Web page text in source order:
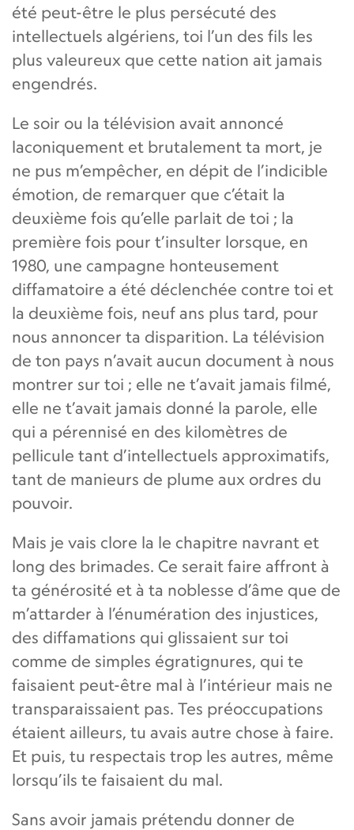
été peut-être le plus persécuté des
intellectuels algériens, toi l’un des fils les
plus valeureux que cette nation ait jamais
engendrés.
Le soir ou la télévision avait annoncé
laconiquement et brutalement ta mort, je
ne pus m’empêcher, en dépit de l’indicible
émotion, de remarquer que c’était la
deuxième fois qu’elle parlait de toi ; la
première fois pour t’insulter lorsque, en
1980, une campagne honteusement
diffamatoire a été déclenchée contre toi et
la deuxième fois, neuf ans plus tard, pour
nous annoncer ta disparition. La télévision
de ton pays n’avait aucun document à nous
montrer sur toi ; elle ne t’avait jamais filmé,
elle ne t’avait jamais donné la parole, elle
qui a pérennisé en des kilomètres de
pellicule tant d’intellectuels approximatifs,
tant de manieurs de plume aux ordres du
pouvoir.
Mais je vais clore la le chapitre navrant et
long des brimades. Ce serait faire affront à
ta générosité et à ta noblesse d’âme que de
m’attarder à l’énumération des injustices,
des diffamations qui glissaient sur toi
comme de simples égratignures, qui te
faisaient peut-être mal à l’intérieur mais ne
transparaissaient pas. Tes préoccupations
étaient ailleurs, tu avais autre chose à faire.
Et puis, tu respectais trop les autres, même
lorsqu’ils te faisaient du mal.
Sans avoir jamais prétendu donner de